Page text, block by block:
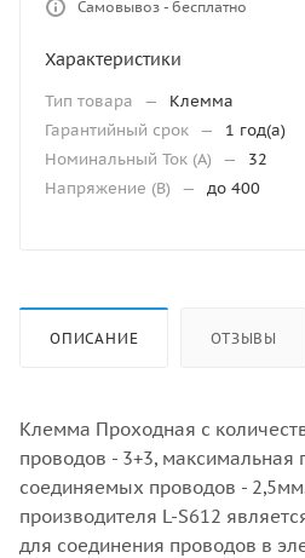
Самовывоз - бесплатно
Характеристики
Тип товара —
Клемма
Гарантийный срок —
1 год(а)
Номинальный Ток (A)
—
32
Напряжение (В)
— до 400
ОПИСАНИЕ ОТЗЫВЫ
Клемма Проходная с
проводов - 3+3, максимальная
соединяемых проводов -
производителя L-S612
для соединения проводов в